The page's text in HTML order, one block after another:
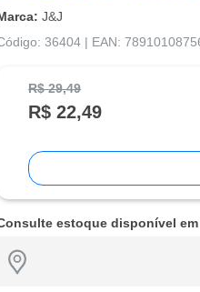
J&J
36404 | EAN:
R$ 29,49
R$ 22,49
estoque disponível